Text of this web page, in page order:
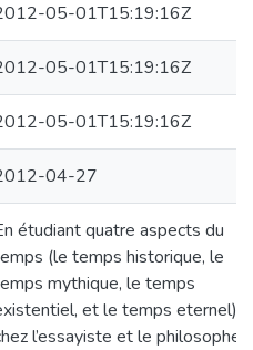
05-01T15:19:16Z
05-01T15:19:16Z
05-01T15:19:16Z
04-27
étudiant quatre aspects du
(le temps historique, le
mythique, le temps
et le temps eternel)
l’essayiste et le philosophe